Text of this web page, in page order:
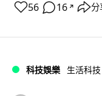
56 16 ↗ 分
科技娛樂 生活科技